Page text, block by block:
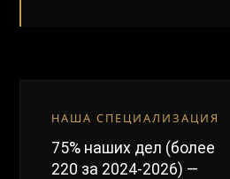
НАША СПЕЦИАЛИЗАЦИЯ
75% наших дел (более
220 за 2024-2026) —